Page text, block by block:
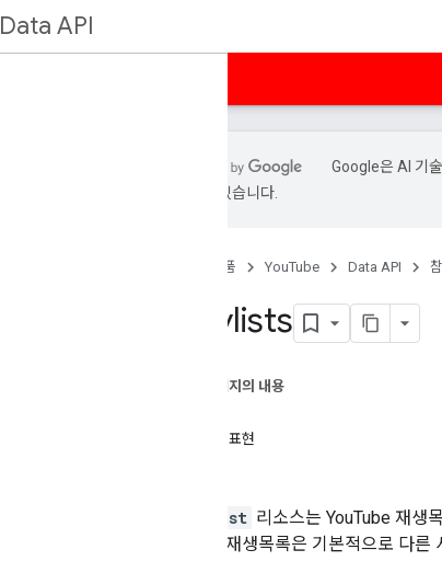
Data API
Google은 AI 기
있을 수 있습니다.
제품 YouTube Data API
Playlists
이 페이지의 내용
리소스 표현
playlist 리소스는 YouTube 재생
입니다. 재생목록은 기본적으로 다